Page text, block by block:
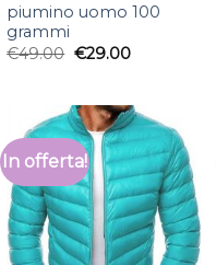
piumino uomo 100
grammi
€49.00 €29.00
In offerta!